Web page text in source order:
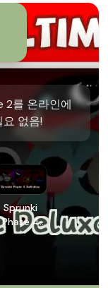
2를 온라인에
없음!
Sprunki
Phase 4